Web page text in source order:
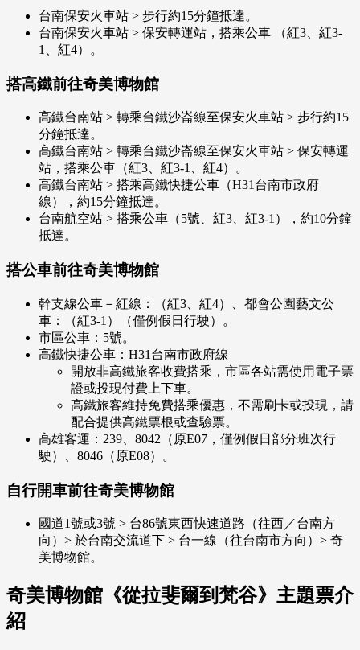
台南保安火車站 > 步行約15分鐘抵達。
台南保安火車站 > 保安轉運站，搭乘公車 （紅3、紅3-
1、紅4）。
搭高鐵前往奇美博物館
高鐵台南站 > 轉乘台鐵沙崙線至保安火車站 > 步行約15
分鐘抵達。
高鐵台南站 > 轉乘台鐵沙崙線至保安火車站 > 保安轉運
站，搭乘公車（紅3、紅3-1、紅4）。
高鐵台南站 > 搭乘高鐵快捷公車（H31台南市政府
線），約15分鐘抵達。
台南航空站 > 搭乘公車（5號、紅3、紅3-1），約10分鐘
抵達。
搭公車前往奇美博物館
幹支線公車－紅線：（紅3、紅4）、都會公園藝文公
車：（紅3-1）（僅例假日行駛）。
市區公車：5號。
高鐵快捷公車：H31台南市政府線
開放非高鐵旅客收費搭乘，市區各站需使用電子票
證或投現付費上下車。
高鐵旅客維持免費搭乘優惠，不需刷卡或投現，請
配合提供高鐵票根或查驗票。
高雄客運：239、8042（原E07，僅例假日部分班次行
駛）、8046（原E08）。
自行開車前往奇美博物館
國道1號或3號 > 台86號東西快速道路（往西／台南方
向）> 於台南交流道下 > 台一線（往台南市方向）> 奇
美博物館。
奇美博物館《從拉斐爾到梵谷》主題票介
紹